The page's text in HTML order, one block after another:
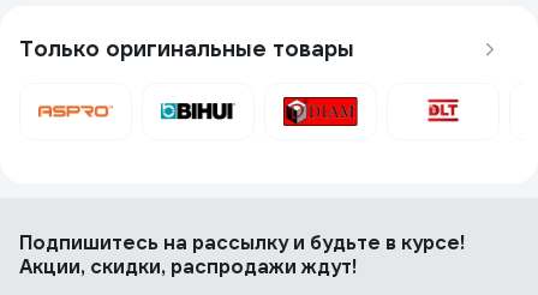
8 отзывов
Отзыв о Присоска электрическая DLT
Крепко держится, автоматическая подкачка, долгий
заряд аккумулятора
Только оригинальные товары
Подпишитесь на рассылкуи будьте в курсе!
Акции, скидки, распродажи ждут!